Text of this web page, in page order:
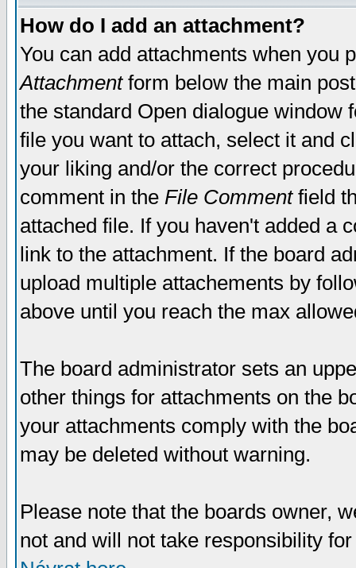
How do I add an attachment?
You can add attachments when you
Attachmentform below the main
the standard Open dialogue window
file you want to attach, select it and
your liking and/or the correct
comment in the File Commentfield
attached file. If you haven't added a
link to the attachment. If the board
upload multiple attachements by
above until you reach the max
The board administrator sets an
other things for attachments on the
your attachments comply with the
may be deleted without warning.
Please note that the boards owner,
not and will not take responsibility